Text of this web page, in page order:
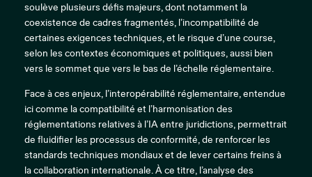
soulève plusieurs défis majeurs, dont notamment la
coexistence de cadres fragmentés, l’incompatibilité de
certaines exigences techniques, et le risque d’une course,
selon les contextes économiques et politiques, aussi bien
vers le sommet que vers le bas de l’échelle réglementaire.
Face à ces enjeux, l’interopérabilité réglementaire, entendue
ici comme la compatibilité et l’harmonisation des
réglementations relatives à l’IA entre juridictions, permettrait
de fluidifier les processus de conformité, de renforcer les
standards techniques mondiaux et de lever certains freins à
la collaboration internationale. À ce titre, l’analyse des